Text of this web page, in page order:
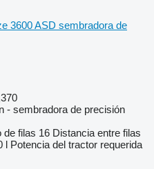
3600 ASD sembradora de
- sembradora de precisión
de filas 16 Distancia entre filas
l Potencia del tractor requerida